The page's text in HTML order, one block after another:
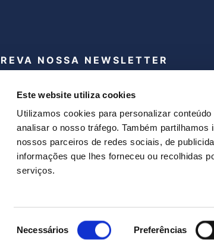
Este website utiliza cookies
Utilizamos cookies para personalizar
analisar o nosso tráfego. Também
nossos parceiros de redes sociais, de
informações que lhes forneceu ou recolhidas
serviços.
Necessários Preferências
NOSSA NEWSLETTER
com o sitepolítica de privacidadee Termos e
privacidade